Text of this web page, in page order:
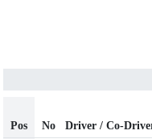
Pos No Driver / Co-